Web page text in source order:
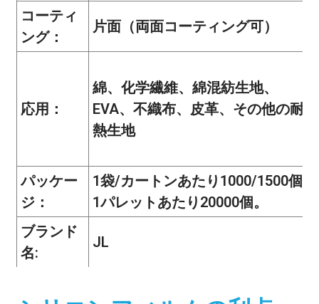
コーティ
ング：
片面（両面コーティング可）
応用：
綿、化学繊維、綿混紡生地、
EVA、不織布、皮革、その他の耐
熱生地
パッケー
ジ：
1袋/カートンあたり1000/1500個、
1パレットあたり20000個。
ブランド
名:
JL